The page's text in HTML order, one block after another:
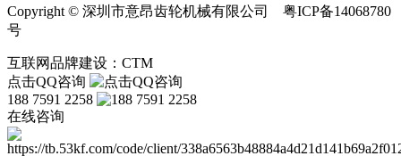
Copyright © 深圳市意昂齿轮机械有限公司 粤ICP备14068780
号
互联网品牌建设：CTM
点击QQ咨询
188 7591 2258
在线咨询